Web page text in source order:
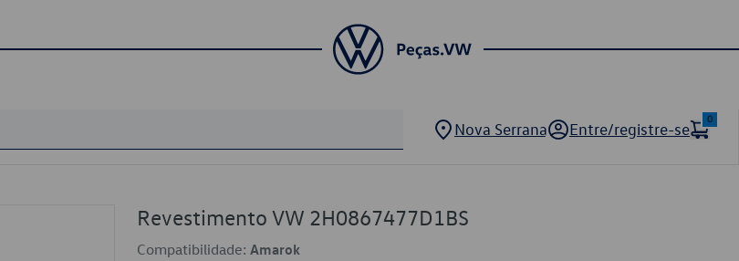
Nova Serrana Entre/registre-se
0
Revestimento VW 2H0867477D1BS
Compatibilidade: Amarok